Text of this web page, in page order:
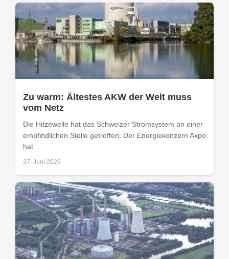
Zu warm: Ältestes AKW der Welt muss
vom Netz
Die Hitzewelle hat das Schweizer Stromsystem an einer
empfindlichen Stelle getroffen: Der Energiekonzern Axpo
hat...
27. Juni 2026